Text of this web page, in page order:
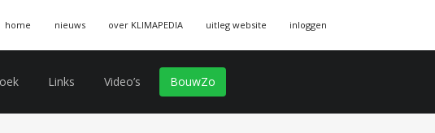
home nieuws over KLIMAPEDIA uitleg website inloggen
Links Video’s BouwZo